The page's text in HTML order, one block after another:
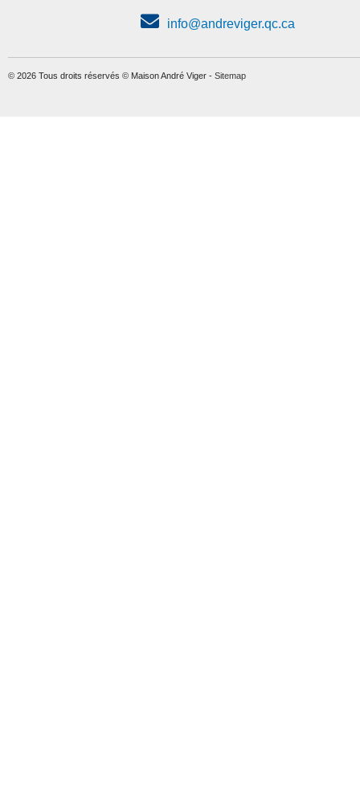
info@andreviger.qc.ca
© 2026 Tous droits réservés © Maison André Viger - Sitemap